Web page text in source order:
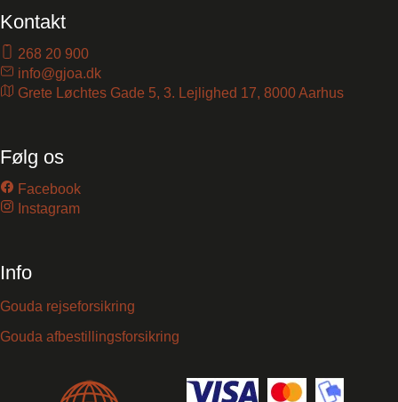
Kontakt
268 20 900
info@gjoa.dk
Grete Løchtes Gade 5, 3. Lejlighed 17, 8000 Aarhus
Følg os
Facebook
Instagram
Info
Gouda rejseforsikring
Gouda afbestillingsforsikring